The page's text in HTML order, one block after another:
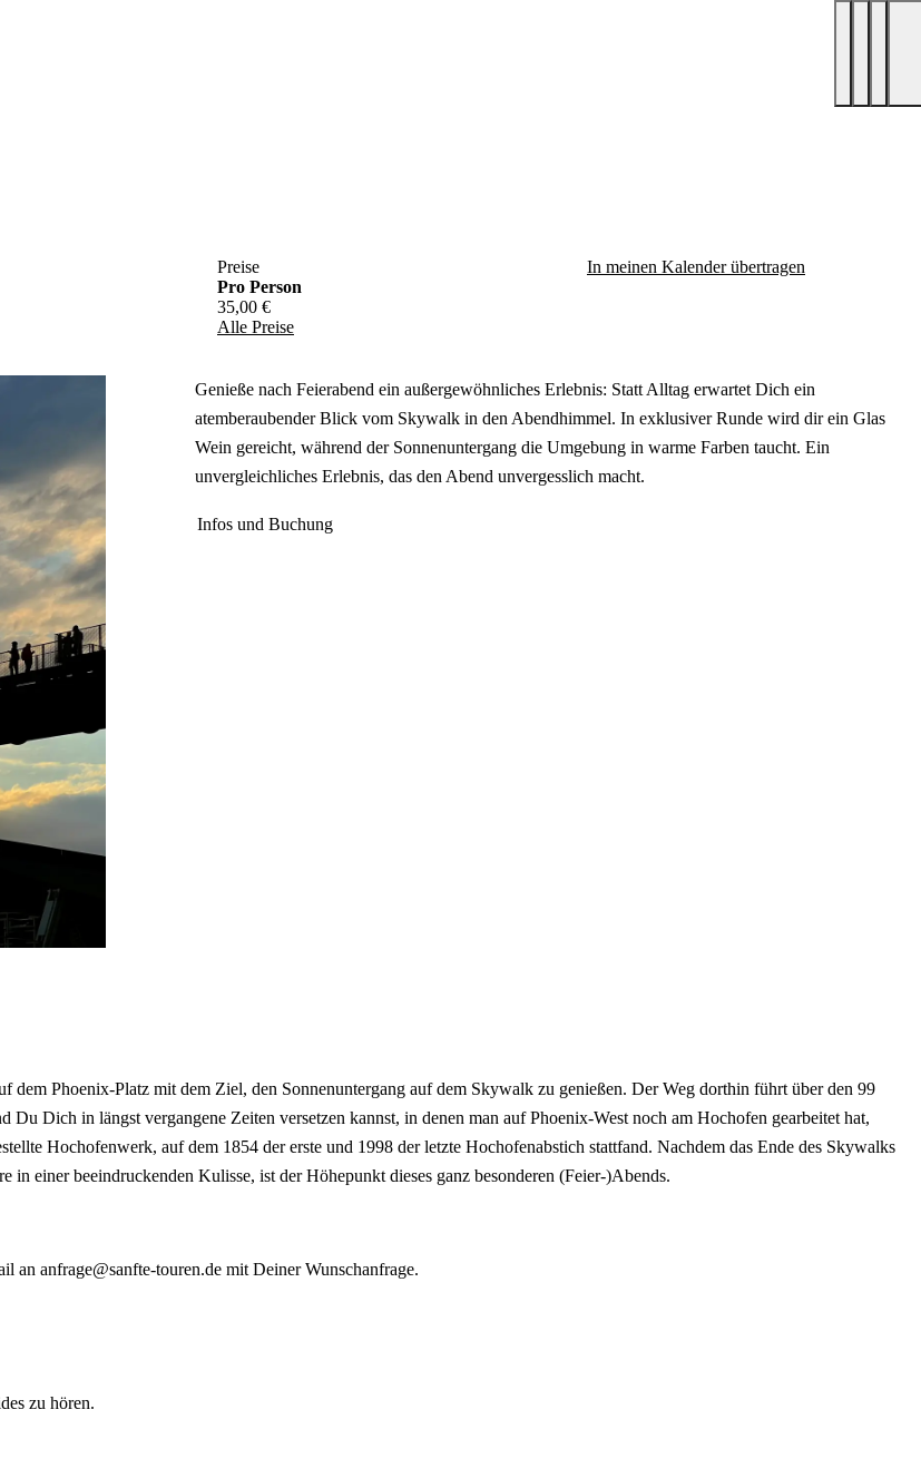
Preise
Pro Person
35,00 €
Alle Preise
In meinen Kalender übertragen
Genieße nach Feierabend ein außergewöhnliches Erlebnis: Statt Alltag erwartet Dich ein
atemberaubender Blick vom Skywalk in den Abendhimmel. In exklusiver Runde wird dir ein Glas
Wein gereicht, während der Sonnenuntergang die Umgebung in warme Farben taucht. Ein
unvergleichliches Erlebnis, das den Abend unvergesslich macht.
Infos und Buchung
dem Phoenix-Platz mit dem Ziel, den Sonnenuntergang auf dem Skywalk zu genießen. Der Weg dorthin führt über den 99
Dich in längst vergangene Zeiten versetzen kannst, in denen man auf Phoenix-West noch am Hochofen gearbeitet hat,
Hochofenwerk, auf dem 1854 der erste und 1998 der letzte Hochofenabstich stattfand. Nachdem das Ende des Skywalks
einer beeindruckenden Kulisse, ist der Höhepunkt dieses ganz besonderen (Feier-)Abends.
an anfrage@sanfte-touren.de mit Deiner Wunschanfrage.
zu hören.